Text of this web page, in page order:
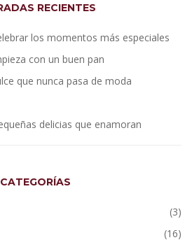
RECIENTES
los momentos más especiales
con un buen pan
que nunca pasa de moda
delicias que enamoran
CATEGORÍAS
(3)
(16)